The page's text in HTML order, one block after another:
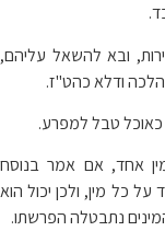
ובא להשאל עליהם,
ודלא כהט"ז.
טבל למפרע.
אחד, אם אמר בנוסח
כל מין, ולכן יכול הוא
נתבטלה הפרשתו.